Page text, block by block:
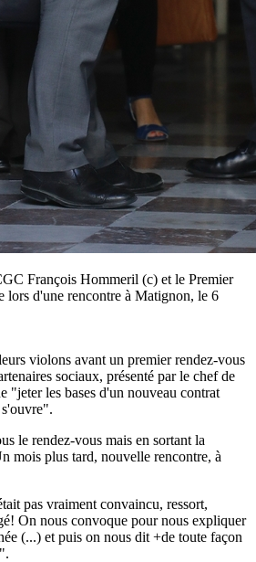
François Hommeril (c) et le Premier
lors d'une rencontre à Matignon, le 6
violons avant un premier rendez-vous
sociaux, présenté par le chef de
"jeter les bases d'un nouveau contrat
le rendez-vous mais en sortant la
mois plus tard, nouvelle rencontre, à
pas vraiment convaincu, ressort,
On nous convoque pour nous expliquer
(...) et puis on nous dit +de toute façon